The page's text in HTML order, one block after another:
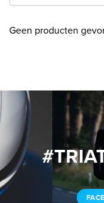
Geen producten